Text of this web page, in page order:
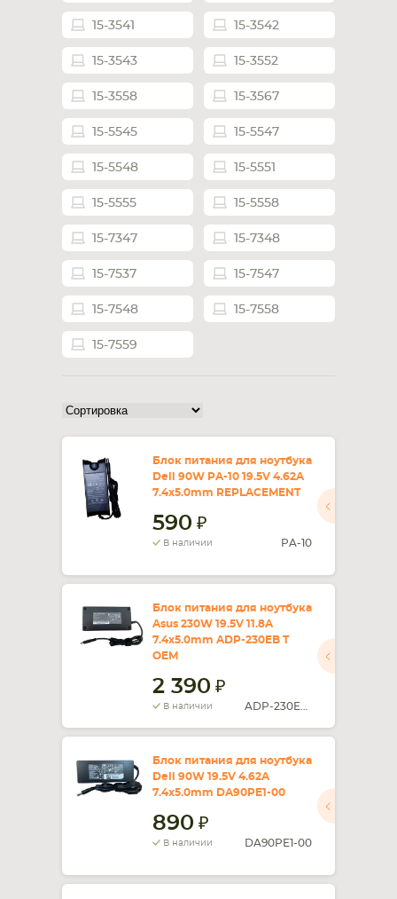
СМАРТФОНА КОМПЛЕКТУЮЩИЕ
15-3541 15-3542
15-3543 15-3552
15-3558 15-3567
15-5545 15-5547
15-5548 15-5551
15-5555 15-5558
15-7347 15-7348
15-7537 15-7547
15-7548 15-7558
15-7559
Блок питания для ноутбука
Dell 90W PA-10 19.5V 4.62A
7.4x5.0mm REPLACEMENT
590
В наличии PA-10
Блок питания для ноутбука
Asus 230W 19.5V 11.8A
7.4x5.0mm ADP-230EB T
OEM
2 390
В наличии
Блок питания для ноутбука
Dell 90W 19.5V 4.62A
7.4x5.0mm DA90PE1-00
890
В наличии DA90PE1-00